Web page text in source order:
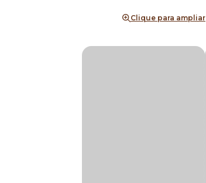
Clique para ampliar